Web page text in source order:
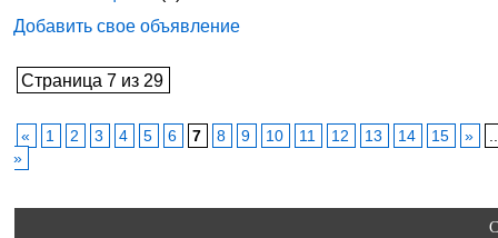
Добавить свое объявление
Страница 7 из 29
« 1 2 3 4 5 6 7 8 9 10 11 12 13 14 15 »
»